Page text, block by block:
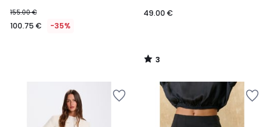
155.00 €
100.75 € -35%
49.00 €
3
/